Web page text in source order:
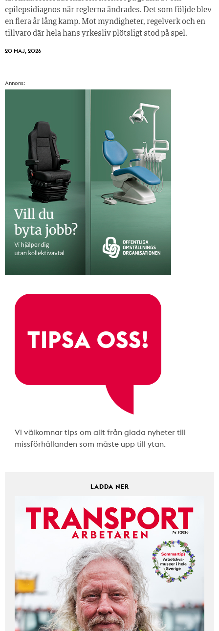
epilepsidiagnos när reglerna ändrades. Det som följde blev
en flera år lång kamp. Mot myndigheter, regelverk och en
tillvaro där hela hans yrkesliv plötsligt stod på spel.
20 MAJ, 2026
Annons:
Vi välkomnar tips om allt från glada nyheter till
missförhållanden som måste upp till ytan.
LADDA NER